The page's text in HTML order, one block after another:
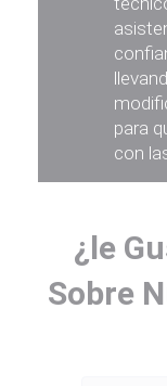
para
con
¿le
Sobre